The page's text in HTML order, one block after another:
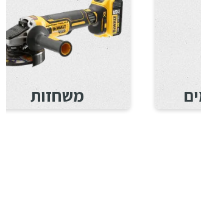
משחזות